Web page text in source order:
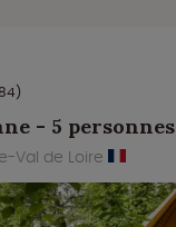
- 5 personnes
Val de Loire